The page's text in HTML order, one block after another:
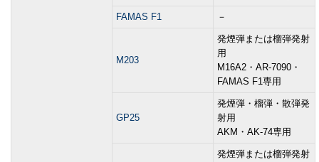
FAMAS F1 －
M203
発煙弾または榴弾発射
用
M16A2・AR-7090・
FAMAS F1専用
GP25
発煙弾・榴弾・散弾発
射用
AKM・AK-74専用
発煙弾または榴弾発射